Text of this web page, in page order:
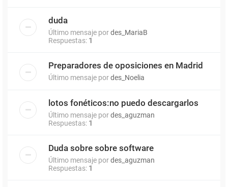
duda
Último mensaje pordes_MariaB
Respuestas: 1
Preparadores de oposiciones en Madrid
Último mensaje pordes_Noelia
lotos fonéticos:no puedo descargarlos
Último mensaje pordes_aguzman
Respuestas: 1
Duda sobre sobre software
Último mensaje pordes_aguzman
Respuestas: 1